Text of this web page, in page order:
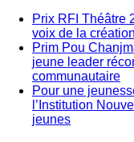
Prix RFI Théâtre
voix de la
Prim Pou
jeune leader
communautaire
Pour une
l’Institution
jeunes